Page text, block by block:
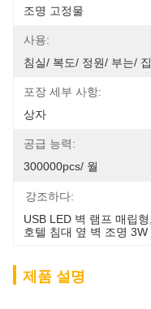
조명 고정물
사용:
침실/ 복도/ 정원/ 부는/ 집
포장 세부 사항:
상자
공급 능력:
300000pcs/ 월
강조하다:
USB LED 벽 램프 매립형
호텔 침대 옆 벽 조명 3W
제품 설명